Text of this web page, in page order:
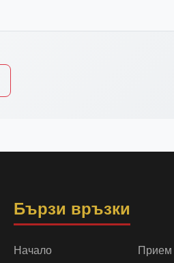
Бързи връзки
Начало Прием